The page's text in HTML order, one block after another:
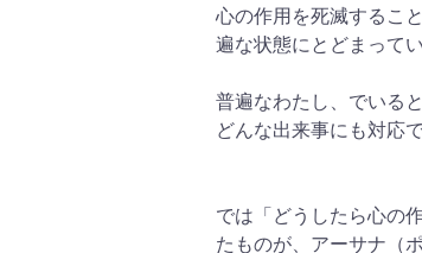
心の作用を死滅するこ
遍な状態にとどまって
普遍なわたし、でいる
どんな出来事にも対応
では「どうしたら心の
たものが、アーサナ（